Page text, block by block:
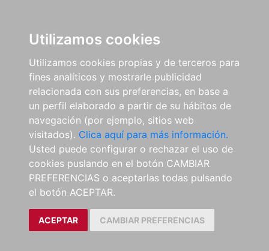
Utilizamos cookies
Utilizamos cookies propias y de terceros para
fines analíticos y mostrarle publicidad
relacionada con sus preferencias, en base a
un perfil elaborado a partir de su hábitos de
navegación (por ejemplo, sitios web
visitados). Clica aquí para más información.
Usted puede configurar o rechazar el uso de
cookies puslando en el botón CAMBIAR
PREFERENCIAS o aceptarlas todas pulsando
el botón ACEPTAR.
ACEPTAR CAMBIAR PREFERENCIAS